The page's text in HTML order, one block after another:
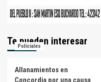
Te pueden interesar
Policiales
Allanamientos en
Concordia por una causa